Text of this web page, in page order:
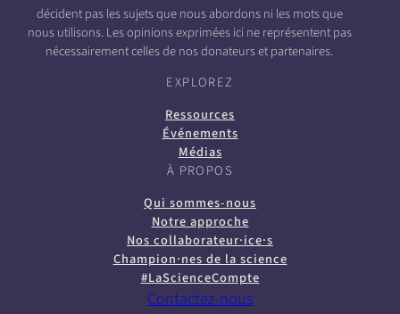
décident pas les sujets que nous abordons ni les mots que
nous utilisons. Les opinions exprimées ici ne représentent pas
nécessairement celles de nos donateurs et partenaires.
EXPLOREZ
Ressources
Événements
Médias
À PROPOS
Qui sommes-nous
Notre approche
Nos collaborateur·ice·s
Champion·nes de la science
#LaScienceCompte
Contactez-nous